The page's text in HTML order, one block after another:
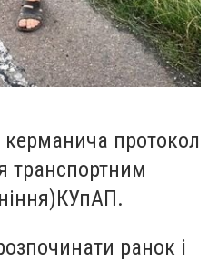
керманича протокол
транспортним
ранок і